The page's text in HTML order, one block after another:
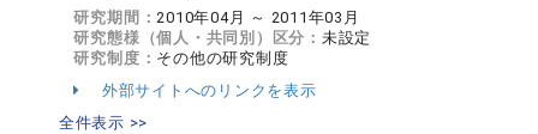
研究期間：2010年04月 ～ 2011年03月
研究態様（個人・共同別）区分： 未設定
研究制度： その他の研究制度
外部サイトへのリンクを表示
全件表示 >>